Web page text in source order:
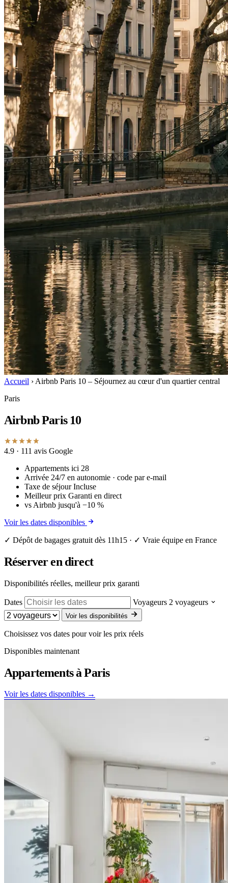
Accueil › Airbnb Paris 10 – Séjournez au cœur d'un quartier central
Paris
Airbnb Paris 10
4.9 · 111 avis Google
Appartements ici 28
Arrivée 24/7 en autonomie · code par e-mail
Taxe de séjour Incluse
Meilleur prix Garanti en direct
vs Airbnb jusqu'à −10 %
Voir les dates disponibles
✓ Dépôt de bagages gratuit dès 11h15 · ✓ Vraie équipe en France
Réserver en direct
Disponibilités réelles, meilleur prix garanti
Dates Voyageurs 2 voyageurs
Voir les disponibilités
Choisissez vos dates pour voir les prix réels
Disponibles maintenant
Appartements àParis
Voir les dates disponibles →